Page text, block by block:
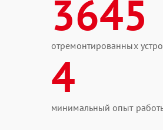
3645
отремонтированных
4
минимальный опыт